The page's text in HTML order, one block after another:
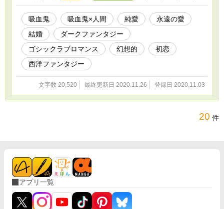
吸血鬼 吸血鬼×人間 純愛
永遠の愛
結婚
ダークファンタジー
ゴシックラブロマンス
幻想的
初恋
西洋ファンタジー
文字数 20,520 最終更新日 2020.11.26 登録日 2020.11.03
20 件
アプリ一覧